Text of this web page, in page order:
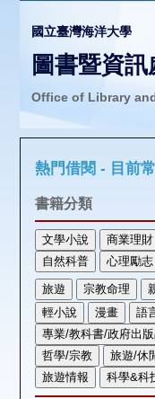
國立臺灣海洋大學
圖書暨資
Office of Library
熱門借閱 - 目前
書籍分類